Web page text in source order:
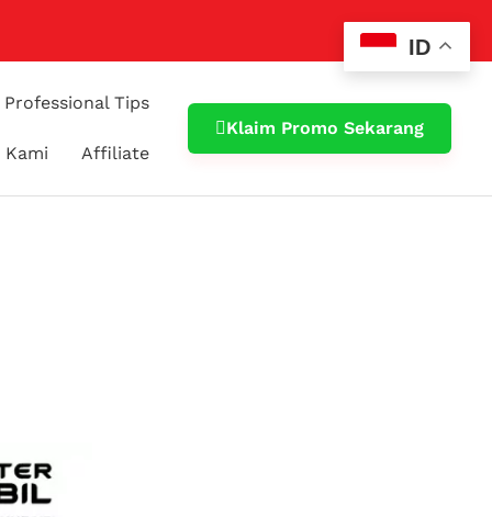
Professional Tips
Kami Affiliate
Klaim Promo Sekarang
ID